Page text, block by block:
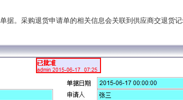
。采购退货申请单的相关信息会关联到供应商交退货记